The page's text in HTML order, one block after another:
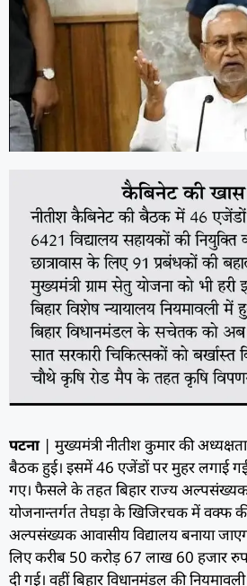
पटना| मुख्यमंत्री नीतीश कुमार की
बैठक हुई। इसमें 46 एजेंडों पर मुहर लगाई
गए। फैसले के तहत बिहार राज्य अल्पसंख्यक
योजनान्तर्गत तेघड़ा के खिजिरचक में वक्फ
अल्पसंख्यक आवासीय विद्यालय बनाया
लिए करीब 50 करोड़ 67 लाख 60 हजार
दी गई। वहीं बिहार विधानमंडल की